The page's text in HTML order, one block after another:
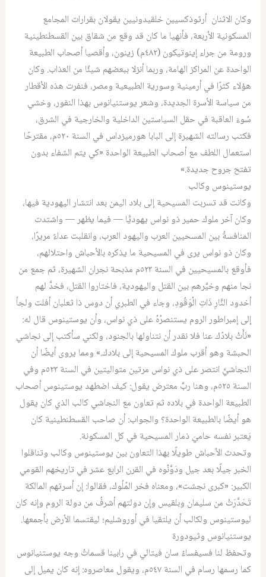
وكان الاثنان أرثوذكسيين خلقيدونيين يقولان بقرارات المجامع
المسكونية الأربعة، فأنهيا ما كان قد وقع من شقاق بين القسطنطينية
ورومة من جراء إينوتيكون (٤٨٢م) زينون، وأقصيا أصحاب الطبيعة
الواحدة عن المراكز الهامة، وربما أنزلا ببعضهم شيئًا من العذاب. وكان
هؤلاء كثرًا في أرمينية وسورية الطبيعية ومصر، فنفرت هذه الأقطار
من سياسة الأسرة الجديدة، وشعر يوستنيانوس بهذا النفور، وخشي
سُوءَ العاقبة في حقل السياستين الداخلية والخارجية في الشرق،
فكتب رسالته الشهيرة إلى البابا هورميزداس في السنة ٥٢٠م، مقترحًا
استعمال اللطف مع أصحاب الطبيعة الواحدة «كي يتم الشفاء بدون
تفتح جروح جديدة.»
يوستينوس وكالب
وكانت قد تسربت المسيحية إلى بلاد اليمن بعد انتشار اليهودية فيها،
وكان آخر ملوك حمير ذو نواس يهوديًّا — فيما يظهر — واشتدت
المنافسةُ بين المسحيين العرب واليهود العرب، وانقلبت عداءً مريرًا،
وكان ذو نواس يرى في المسيحية ما يذكره بالأحباش واحتلالهم،
فأوقع بالمسيحيين في السنة ٥٢٣م مذبحة نجران الشهيرة، ثم جمع من
نجا منهم وخيَّرهم بين القتل واليهودية، فاختاروا القتل، فخدَّ لهم
أخدود النَّارِ ذَاتِ الْوَقُودِ، وجاء في الطبريأن دوس ذا ثعلبان أفلت ولجأ
إلى إمبراطور الروم يستنصرُهُ على ذي نواس، وأن يوستينوس قال له:
«نَأَتْ بلادُك عنا فلا نقدر أن نتناولها بالجنود، ولكني سأكتب إلى نجاشي
الحبشة وهو أقرب ملوك المسيحية إلى بلادك.» ومما يروى أيضًا أن
النجاشيَّ انتصر على ذي نواس مرتين متواليتين في السنة ٥٢٣م وفي
السنة ٥٢٥م، وهنا ربَّ معترض يقول: كيف اضطهد يوستينوس أصحاب
الطبيعة الواحدة في بلاده ثم تعاون مع النجاشي كالب الذي كان يقول
هو أيضًا بالطبيعة الواحدة؟ والجواب: أن صاحب القسطنطينية كان
يَعتبر نفسه حاميَ ذمار المسيحية في كل المسكونة.
وتحدث الأحباش طويلًا بهذا التعاون بين يوستينوس وكالب وتناقلوا
الخبر جيلًا بعد جيل ودَوَّنُوه في القرن الرابع عشر في تاريخهم القومي
الكبير: «كبرى نجشت»، ومعناه فخر المُلُوك، فقالوا: إن أسرتهم المالكة
تَحَدَّرَتْ من سليمان وبلقيس وإن دولتهم أشرفُ من دولة الروم وإنه كان
ليوستينوس ولكالب أن يلتقيا في أوروشليم؛ ليقتسما الأرض بأجمعها.
يوستنيانوس وثيودورة
وتحفظ لنا فسيفساءُ سان فيتالي في رابينا قسماتُ وجه يوستنيانوس
كما رسمها رسام في السنة ٥٤٧م، ويقول معاصروه: إنه كان يميل إلى